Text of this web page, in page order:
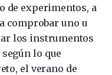
de experimentos, a
comprobar uno u
los instrumentos
lo que
el verano de